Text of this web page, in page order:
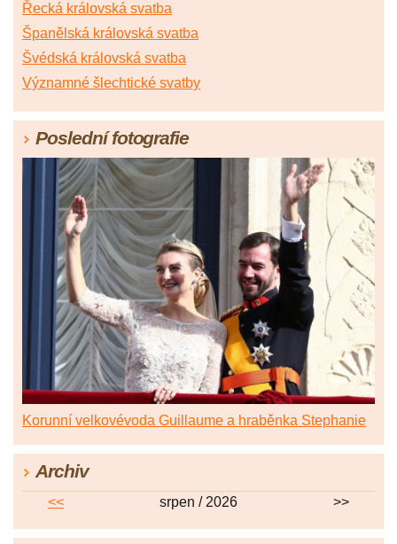
Řecká královská svatba
Španělská královská svatba
Švédská královská svatba
Významné šlechtické svatby
Poslední fotografie
Korunní velkovévoda Guillaume a hraběnka Stephanie
Archiv
<< srpen / 2026 >>